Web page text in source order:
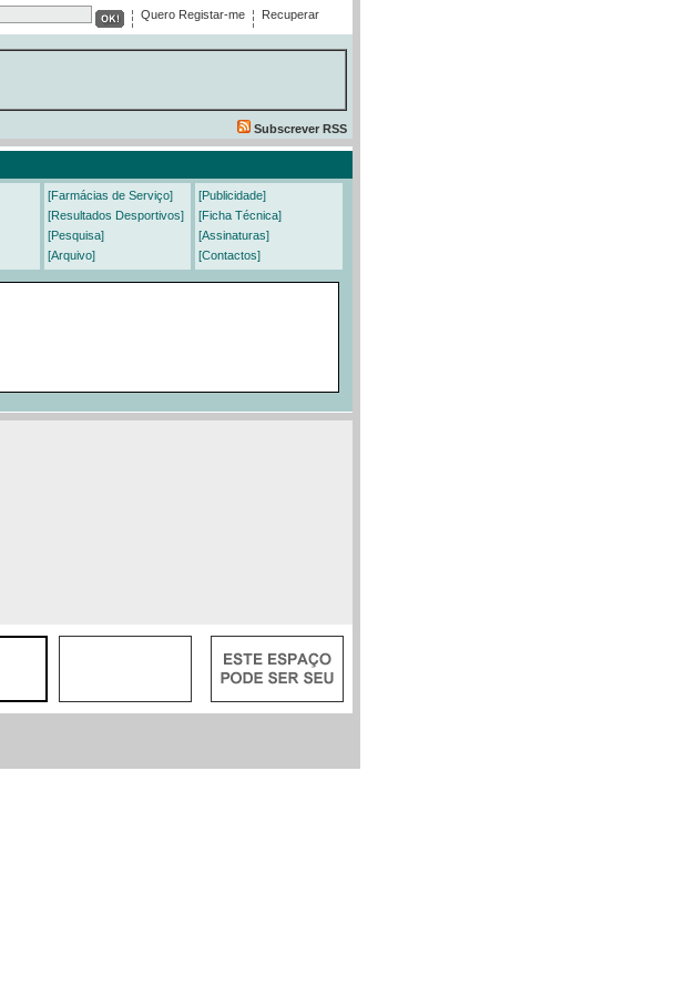
Quero Registar-me
Recuperar
Subscrever RSS
[Farmácias de Serviço]
[Resultados Desportivos]
[Pesquisa]
[Arquivo]
[Publicidade]
[Ficha Técnica]
[Assinaturas]
[Contactos]